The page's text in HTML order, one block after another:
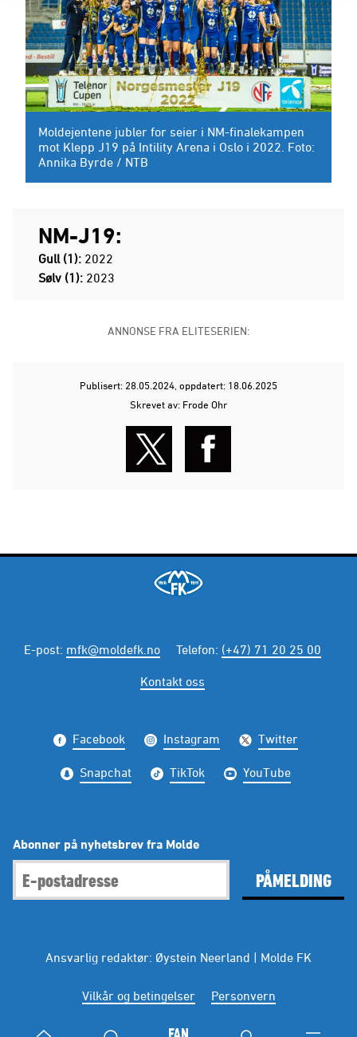
Moldejentene jubler for seier i NM-finalekampen
mot Klepp J19 på Intility Arena i Oslo i 2022. Foto:
Annika Byrde / NTB
NM-J19:
Gull (1): 2022
Sølv (1): 2023
ANNONSE FRA ELITESERIEN:
Publisert: 28.05.2024 , oppdatert: 18.06.2025
Skrevet av: Frode Ohr
E-post: mfk@moldefk.no Telefon: (+47) 71 20 25 00
Kontakt oss
Facebook Instagram Twitter
Snapchat TikTok YouTube
Abonner på nyhetsbrev fra Molde
PÅMELDING
Ansvarlig redaktør: Øystein Neerland | Molde FK
Vilkår og betingelser Personvern